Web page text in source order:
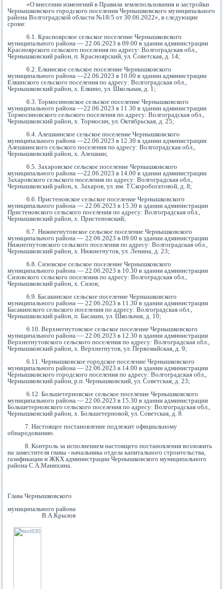
«О внесении изменений в Правила землепользования и застройки
Чернышковского городского поселения Чернышковского муниципального
района Волгоградской области №18/5 от 30.06.2022», в следующие
сроки:
6.1. Красноярское сельское поселение Чернышковского
муниципального района — 22.06.2023 в 09.00 в здании администрации
Красноярского сельского поселения по адресу: Волгоградская обл.,
Чернышковский район, п. Красноярский, ул. Советская, д. 14;
6.2. Елкинское сельское поселение Чернышковского
муниципального района —22.06.2023 в 10.00 в здании администрации
Елкинского сельского поселения по адресу: Волгоградская обл.,
Чернышковский район, х. Елкино, ул. Школьная, д. 1;
6.3. Тормосиновское сельское поселение Чернышковского
муниципального района —22.06.2023 в 11.30 в здании администрации
Тормосиновского сельского поселения по адресу: Волгоградская обл.,
Чернышковский район, х. Тормосин, ул. Октябрьская, д. 25;
6.4. Алешкинское сельское поселение Чернышковского
муниципального района —22.06.2023 в 12.30 в здании администрации
Алешкинского сельского поселения по адресу: Волгоградская обл.,
Чернышковский район, х. Алешкин;
6.5. Захаровское сельское поселение Чернышковского
муниципального района —22.06.2023 в 14.00 в здании администрации
Захаровского сельского поселения по адресу: Волгоградская обл.,
Чернышковский район, х. Захаров, ул. им. Т.Скоробогатовой, д. 8;
6.6. Пристеновское сельское поселение Чернышковского
муниципального района — 22.06.2023 в 15.30 в здании администрации
Пристеновского сельского поселения по адресу: Волгоградская обл.,
Чернышковский район, х. Пристеновский;
6.7. Нижнегнутовскоесельское поселение Чернышковского
муниципального района — 22.06.2023 в 09.00 в здании администрации
Нижнегнутовского сельского поселения по адресу: Волгоградская обл.,
Чернышковский район, х. Нижнегнутов, ул. Ленина, д. 23;
6.8. Сизовскоесельское поселение Чернышковского
муниципального района — 22.06.2023 в 10.30 в здании администрации
Сизовского сельского поселения по адресу: Волгоградская обл.,
Чернышковский район, х. Сизов;
6.9. Басакинскоесельское поселение Чернышковского
муниципального района — 22.06.2023 в 11.30 в здании администрации
Басакинского сельского поселения по адресу: Волгоградская обл.,
Чернышковский район, п. Басакин, ул. Школьная, д. 10;
6.10. Верхнегнутовскоесельское поселение Чернышковского
муниципального района — 22.06.2023 в 12.30 в здании администрации
Верхнегнутовского сельского поселения по адресу: Волгоградская обл.,
Чернышковский район, х. Верхнегнутов, ул. Первомайская, д. 9;
6.11. Чернышковское городскоепоселение Чернышковского
муниципального района — 22.06.2023 в 14.00 в здании администрации
Чернышковского городского поселения по адресу: Волгоградская обл.,
Чернышковский район, р.п. Чернышковский, ул. Советская, д. 23;
6.12. Большетерновское сельское поселение Чернышковского
муниципального района — 22.06.2023 в 15.30 в здании администрации
Большетерновского сельского поселения по адресу: Волгоградская обл.,
Чернышковский район, х. Большетерновой, ул. Советская, д. 8.
7. Настоящее постановление подлежит официальному
обнародованию.
8. Контроль за исполнением настоящего постановления возложить
на заместителя главы - начальника отдела капитального строительства,
газификации и ЖКХ администрации Чернышковского муниципального
района С.А.Манихина.
Глава Чернышковского
муниципального района
В.А.Крылов